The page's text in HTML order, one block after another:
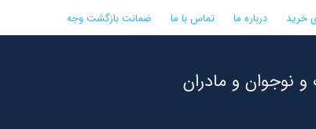
خرید درباره ما تماس با ما ضمانت بازگشت وجه
نوجوان و مادران